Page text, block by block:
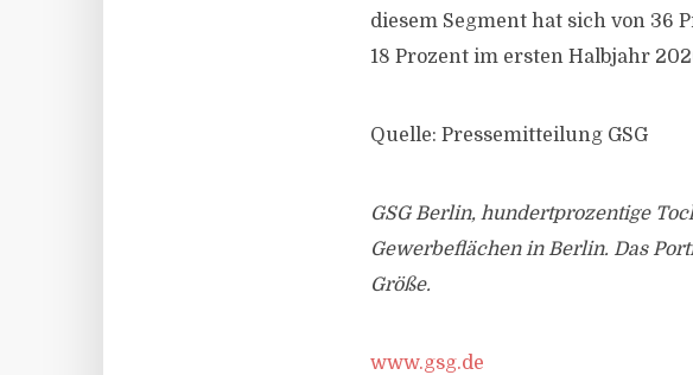
diesem Segment hat sich von 36
18 Prozent im ersten Halbjahr
Quelle: Pressemitteilung GSG
GSG Berlin, hundertprozentige
Gewerbeflächen in Berlin. Das
Größe.
www.gsg.de